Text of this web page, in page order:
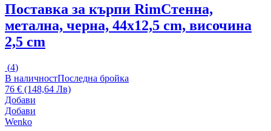
Поставка за кърпи RimСтенна,
метална, черна, 44x12,5 cm, височина
2,5 cm
(4)
В наличностПоследна бройка
76 € (148,64 Лв)
Добави
Добави
Wenko